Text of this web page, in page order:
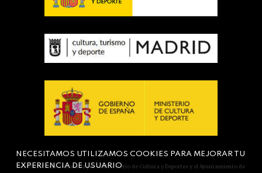
Actividad subvencionada por el Ministerio de Cultura y Deportes y el Ayuntamiento de
NECESITAMOS UTILIZAMOS COOKIES PARA MEJORAR TU
EXPERIENCIA DE USUARIO